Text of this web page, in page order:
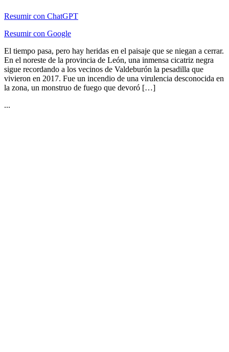
Resumir con ChatGPT
Resumir con Google
El tiempo pasa, pero hay heridas en el paisaje que se niegan a cerrar.
En el noreste de la provincia de León, una inmensa cicatriz negra
sigue recordando a los vecinos de Valdeburón la pesadilla que
vivieron en 2017. Fue un incendio de una virulencia desconocida en
la zona, un monstruo de fuego que devoró […]
...